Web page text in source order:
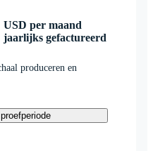
USD per maand
jaarlijks gefactureerd
produceren en